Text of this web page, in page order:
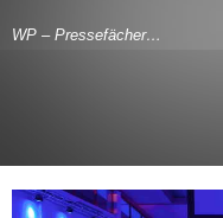
WP – Pressefächer…